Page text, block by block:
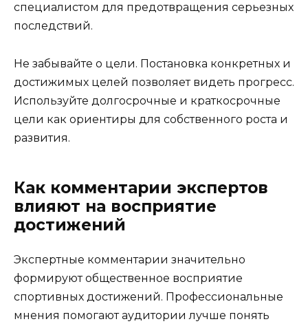
специалистом для предотвращения серьезных
последствий.
Не забывайте о цели. Постановка конкретных и
достижимых целей позволяет видеть прогресс.
Используйте долгосрочные и краткосрочные
цели как ориентиры для собственного роста и
развития.
Как комментарии экспертов
влияют на восприятие
достижений
Экспертные комментарии значительно
формируют общественное восприятие
спортивных достижений. Профессиональные
мнения помогают аудитории лучше понять